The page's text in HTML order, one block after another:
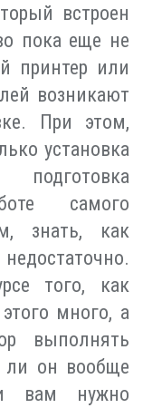
встроен
пока еще не
принтер или
возникают
При этом,
установка
самого
знать, как
того, как
много, а
выполнять
ли он вообще
вам нужно